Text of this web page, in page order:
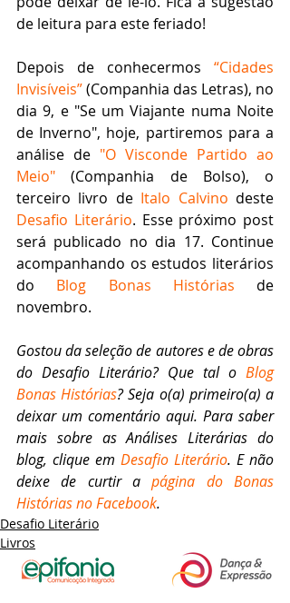
de leitura para este feriado!
Depois de conhecermos “Cidades
Invisíveis” (Companhia das Letras), no
dia 9, e "Se um Viajante numa Noite
de Inverno", hoje, partiremos para a
análise de "O Visconde Partido ao
Meio" (Companhia de Bolso), o
terceiro livro de Italo Calvino
Desafio Literário. Esse próximo post
será publicado no dia 17. Continue
acompanhando os estudos literários
do Blog Bonas Histórias de
novembro.
Gostou da seleção de autores e de obras
do Desafio Literário? Que tal o Blog
Bonas Histórias? Seja o(a) primeiro(a) a
deixar um comentário aqui. Para saber
mais sobre as Análises Literárias do
blog, clique em Desafio Literário. E não
deixe de curtir a página do Bonas
Histórias no Facebook.
Desafio Literário
Livros